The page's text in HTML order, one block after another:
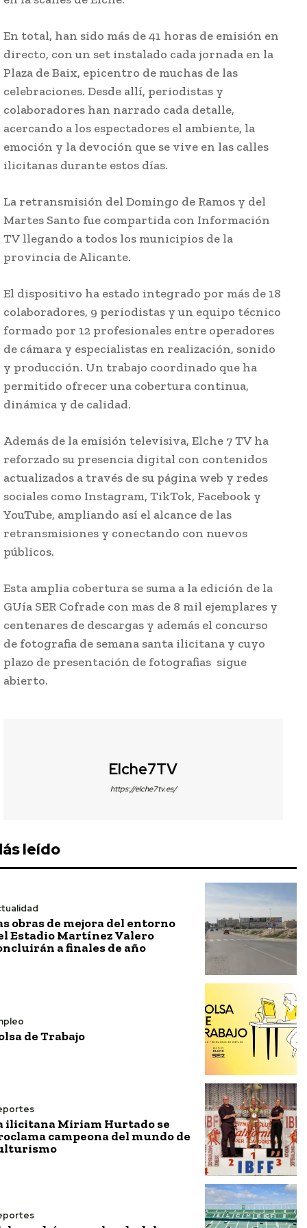
En total, han sido más de 41 horas de emisión en
directo, con un set instalado cada jornada en la
Plaza de Baix, epicentro de muchas de las
celebraciones. Desde allí, periodistas y
colaboradores han narrado cada detalle,
acercando a los espectadores el ambiente, la
emoción y la devoción que se vive en las calles
ilicitanas durante estos días.
La retransmisión del Domingo de Ramos y del
Martes Santo fue compartida con Información
TV llegando a todos los municipios de la
provincia de Alicante.
El dispositivo ha estado integrado por más de 18
colaboradores, 9 periodistas y un equipo técnico
formado por 12 profesionales entre operadores
de cámara y especialistas en realización, sonido
y producción. Un trabajo coordinado que ha
permitido ofrecer una cobertura continua,
dinámica y de calidad.
Además de la emisión televisiva, Elche 7 TV ha
reforzado su presencia digital con contenidos
actualizados a través de su página web y redes
sociales como Instagram, TikTok, Facebook y
YouTube, ampliando así el alcance de las
retransmisiones y conectando con nuevos
públicos.
Esta amplia cobertura se suma a la edición de la
GUía SER Cofrade con mas de 8 mil ejemplares y
centenares de descargas y además el concurso
de fotografia de semana santa ilicitana y cuyo
plazo de presentación de fotografias sigue
abierto.
Elche7TV
https://elche7tv.es/
leído
obras de mejora del entorno
Estadio Martínez Valero
a finales de año
de Trabajo
ilicitana Miriam Hurtado se
campeona del mundo de